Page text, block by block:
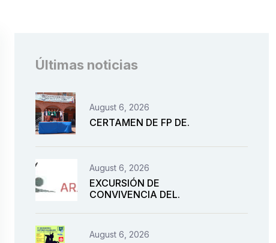
Últimas noticias
August 6, 2026
CERTAMEN DE FP DE.
August 6, 2026
EXCURSIÓN DE
CONVIVENCIA DEL.
August 6, 2026